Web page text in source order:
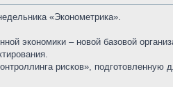
«Эконометрика».
экономики – новой базовой
рисков», подготовленную